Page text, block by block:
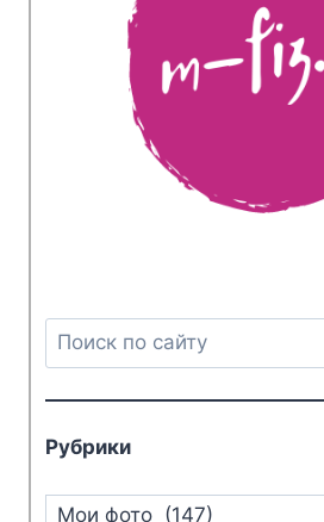
Поиск
Рубрики
Рубрики